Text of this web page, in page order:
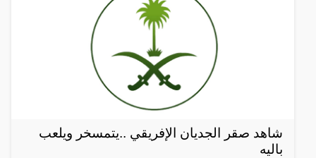
شاهد صقر الجديان الإفريقي ..يتمسخر ويلعب
باليه